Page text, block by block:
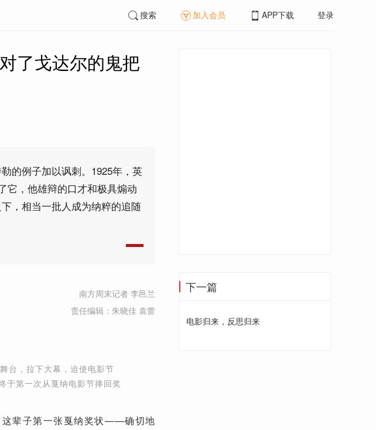
搜索 加入会员 APP下载 登录
了戈达尔的鬼把
的例子加以讽刺。1925年，英
它，他雄辩的口才和极具煽动
，相当一批人成为纳粹的追随
南方周末记者 李邑兰
责任编辑：朱晓佳 袁蕾
台，拉下大幕，迫使电影节
于第一次从戛纳电影节捧回奖
这辈子第一张戛纳奖状——确切地
下一篇
电影归来，反思归来